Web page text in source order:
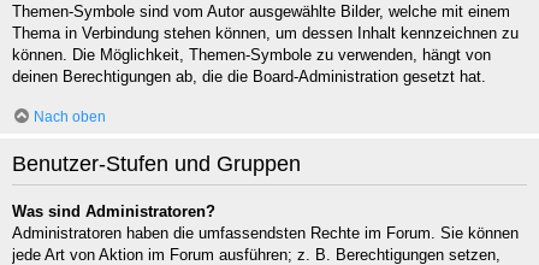
Themen-Symbole sind vom Autor ausgewählte Bilder, welche mit einem
Thema in Verbindung stehen können, um dessen Inhalt kennzeichnen zu
können. Die Möglichkeit, Themen-Symbole zu verwenden, hängt von
deinen Berechtigungen ab, die die Board-Administration gesetzt hat.
Nach oben
Benutzer-Stufen und Gruppen
Was sind Administratoren?
Administratoren haben die umfassendsten Rechte im Forum. Sie können
jede Art von Aktion im Forum ausführen; z. B. Berechtigungen setzen,